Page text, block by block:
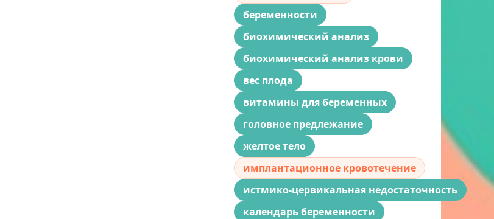
беременности
биохимический анализ
биохимический анализ крови
вес плода
витамины для беременных
головное предлежание
желтое тело
имплантационное кровотечение
истмико-цервикальная недостаточность
календарь беременности